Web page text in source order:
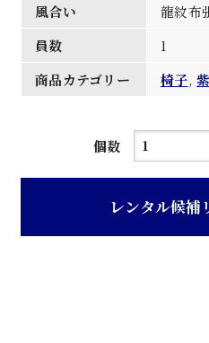
風合い
龍紋布
員数
1
商品カテゴリー
椅子,
個数
中
食
レンタル候補